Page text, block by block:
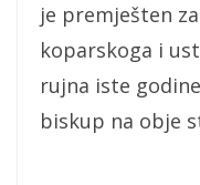
je premješten
koparskoga i
rujna iste
biskup na obje